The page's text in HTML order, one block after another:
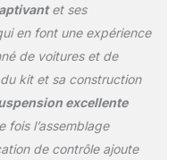
rallye tout-terrain
difficile au monde
Dakar, les
peuvent
une fois de
voiture Les
Technic
et ses
en font une expérience
de voitures et de
kit et sa construction
excellente
fois l’assemblage
de contrôle ajoute